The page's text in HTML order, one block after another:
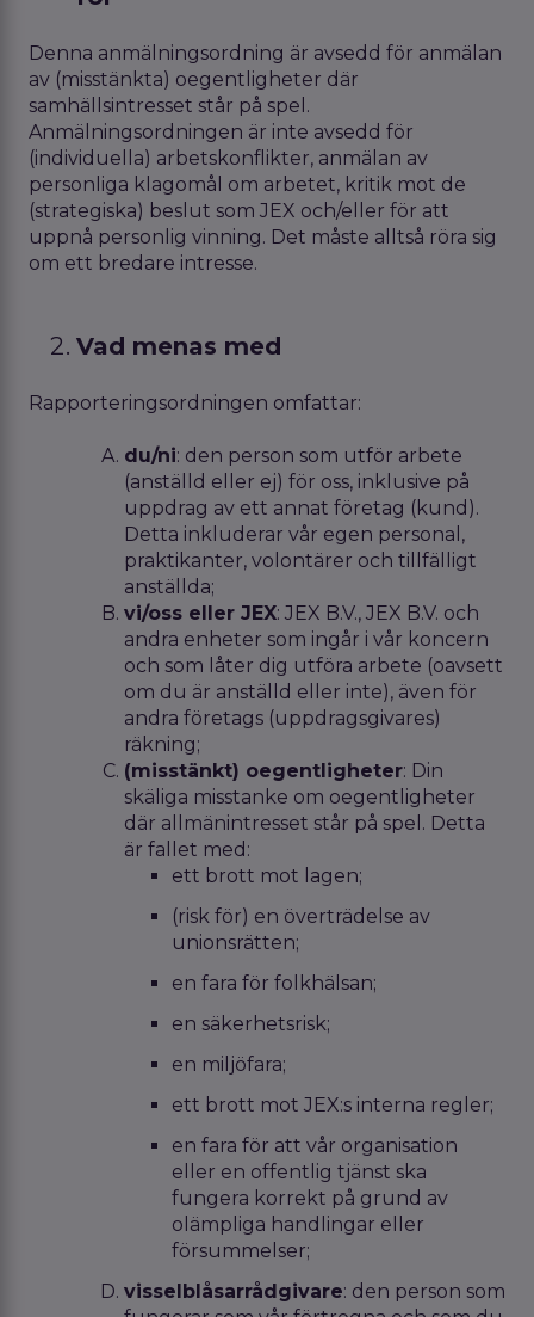
Denna anmälningsordning är avsedd för anmälan
av (misstänkta) oegentligheter där
samhällsintresset står på spel.
Anmälningsordningen är inte avsedd för
(individuella) arbetskonflikter, anmälan av
personliga klagomål om arbetet, kritik mot de
(strategiska) beslut som JEX och/eller för att
uppnå personlig vinning. Det måste alltså röra sig
om ett bredare intresse.
Vad menas med
Rapporteringsordningen omfattar:
du/ni: den person som utför arbete
(anställd eller ej) för oss, inklusive på
uppdrag av ett annat företag (kund).
Detta inkluderar vår egen personal,
praktikanter, volontärer och tillfälligt
anställda;
vi/oss eller JEX: JEX B.V., JEX B.V. och
andra enheter som ingår i vår koncern
och som låter dig utföra arbete (oavsett
om du är anställd eller inte), även för
andra företags (uppdragsgivares)
räkning;
(misstänkt) oegentligheter: Din
skäliga misstanke om oegentligheter
där allmänintresset står på spel. Detta
är fallet med:
ett brott mot lagen;
(risk för) en överträdelse av
unionsrätten;
en fara för folkhälsan;
en säkerhetsrisk;
en miljöfara;
ett brott mot JEX:s interna regler;
en fara för att vår organisation
eller en offentlig tjänst ska
fungera korrekt på grund av
olämpliga handlingar eller
försummelser;
visselblåsarrådgivare: den person som